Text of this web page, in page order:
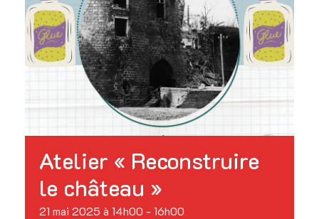
Atelier « Reconstruire
le château »
21 mai 2025 à 14h00 -16h00